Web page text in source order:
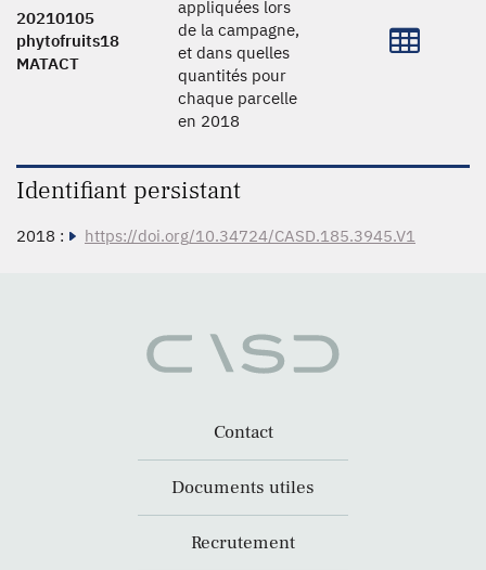
20210105
phytofruits18
MATACT
appliquées lors
de la campagne,
et dans quelles
quantités pour
chaque parcelle
en 2018
Identifiant persistant
2018 : https://doi.org/10.34724/CASD.185.3945.V1
Contact
Documents utiles
Recrutement